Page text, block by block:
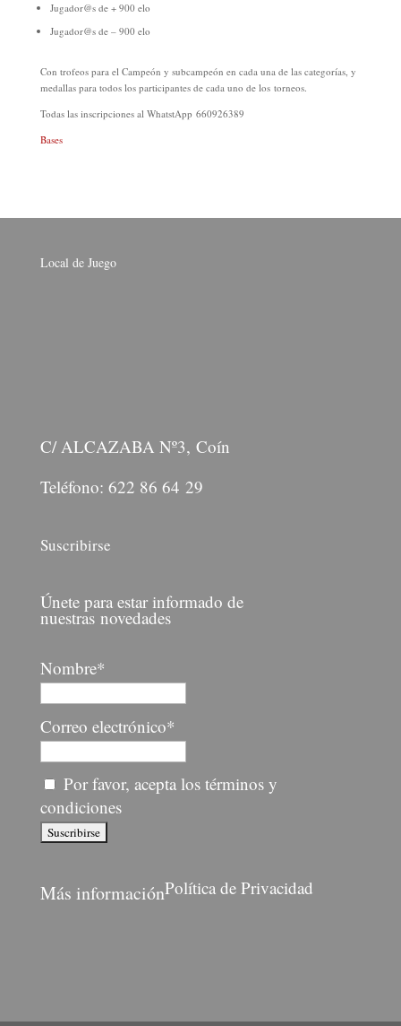
Jugador@s de + 900 elo
Jugador@s de – 900 elo
Con trofeos para el Campeón y subcampeón en cada una de las categorías, y
medallas para todos los participantes de cada uno de los torneos.
Todas las inscripciones al WhatstApp 660926389
Bases
Local de Juego
C/ ALCAZABA Nº3, Coín
Teléfono: 622 86 64 29
Suscribirse
Únete para estar informado de
nuestras novedades
Nombre*
Correo electrónico*
Por favor, acepta los términos y
condiciones
Más informaciónPolítica de Privacidad